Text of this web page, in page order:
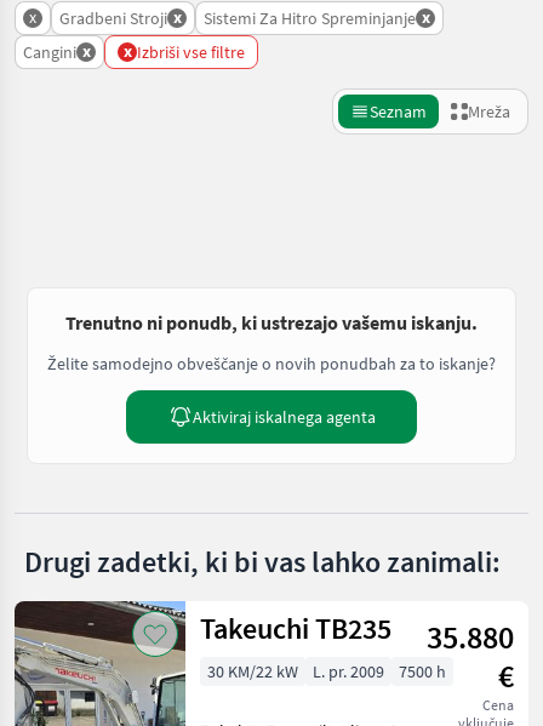
x Gradbeni Stroji x Sistemi Za Hitro Spreminjanje x
Cangini x x Izbriši vse filtre
Seznam Mreža
Trenutno ni ponudb, ki ustrezajo vašemu iskanju.
Želite samodejno obveščanje o novih ponudbah za to iskanje?
Aktiviraj iskalnega agenta
Drugi zadetki, ki bi vas lahko zanimali:
Takeuchi TB235
35.880
€
Cena
30 KM/22 kW L. pr. 2009 7500 h